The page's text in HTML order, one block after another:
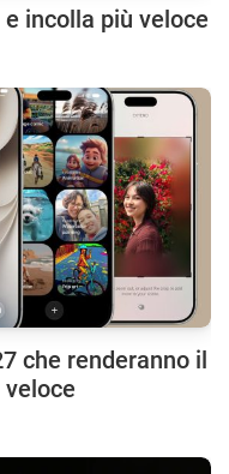
incolla più veloce
che renderanno il